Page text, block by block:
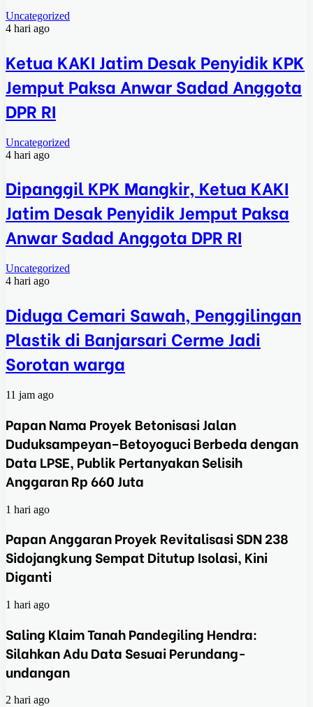
Uncategorized
4 hari ago
Ketua KAKI Jatim Desak Penyidik KPK
Jemput Paksa Anwar Sadad Anggota
DPR RI
Uncategorized
4 hari ago
Dipanggil KPK Mangkir, Ketua KAKI
Jatim Desak Penyidik Jemput Paksa
Anwar Sadad Anggota DPR RI
Uncategorized
4 hari ago
Diduga Cemari Sawah, Penggilingan
Plastik di Banjarsari Cerme Jadi
Sorotan warga
11 jam ago
Papan Nama Proyek Betonisasi Jalan
Duduksampeyan–Betoyoguci Berbeda dengan
Data LPSE, Publik Pertanyakan Selisih
Anggaran Rp 660 Juta
1 hari ago
Papan Anggaran Proyek Revitalisasi SDN 238
Sidojangkung Sempat Ditutup Isolasi, Kini
Diganti
1 hari ago
Saling Klaim Tanah Pandegiling Hendra:
Silahkan Adu Data Sesuai Perundang-
undangan
2 hari ago